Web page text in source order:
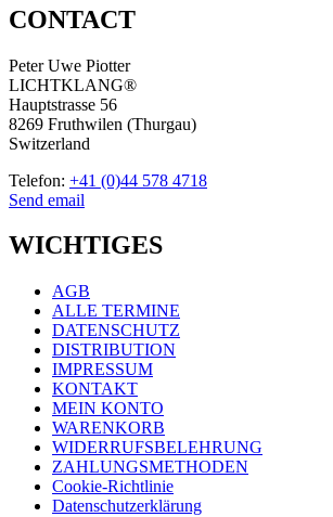
CONTACT
Peter Uwe Piotter
LICHTKLANG®
Hauptstrasse 56
8269 Fruthwilen (Thurgau)
Switzerland
Telefon: +41 (0)44 578 4718
Send email
WICHTIGES
AGB
ALLE TERMINE
DATENSCHUTZ
DISTRIBUTION
IMPRESSUM
KONTAKT
MEIN KONTO
WARENKORB
WIDERRUFSBELEHRUNG
ZAHLUNGSMETHODEN
Cookie-Richtlinie
Datenschutzerklärung